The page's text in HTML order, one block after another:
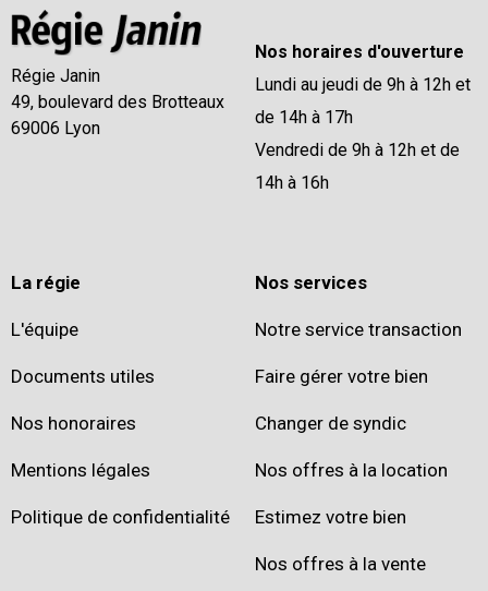
Régie Janin
49, boulevard des Brotteaux
69006 Lyon
Nos horaires d'ouverture
Lundi au jeudi de 9h à 12h et
de 14h à 17h
Vendredi de 9h à 12h et de
14h à 16h
La régie
L'équipe
Documents utiles
Nos honoraires
Mentions légales
Politique de confidentialité
Nos services
Notre service transaction
Faire gérer votre bien
Changer de syndic
Nos offres à la location
Estimez votre bien
Nos offres à la vente